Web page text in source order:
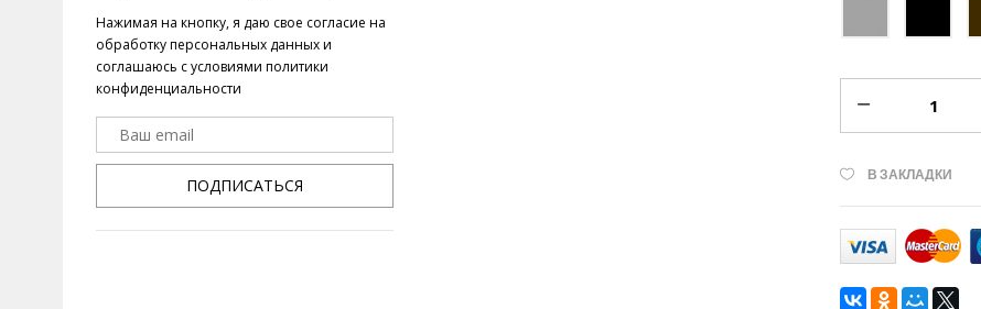
Нажимая на кнопку, я даю свое согласие на
обработку персональных данныхи
соглашаюсь с условиями политики
конфиденциальности
ПОДПИСАТЬСЯ
В ЗАКЛАДКИ